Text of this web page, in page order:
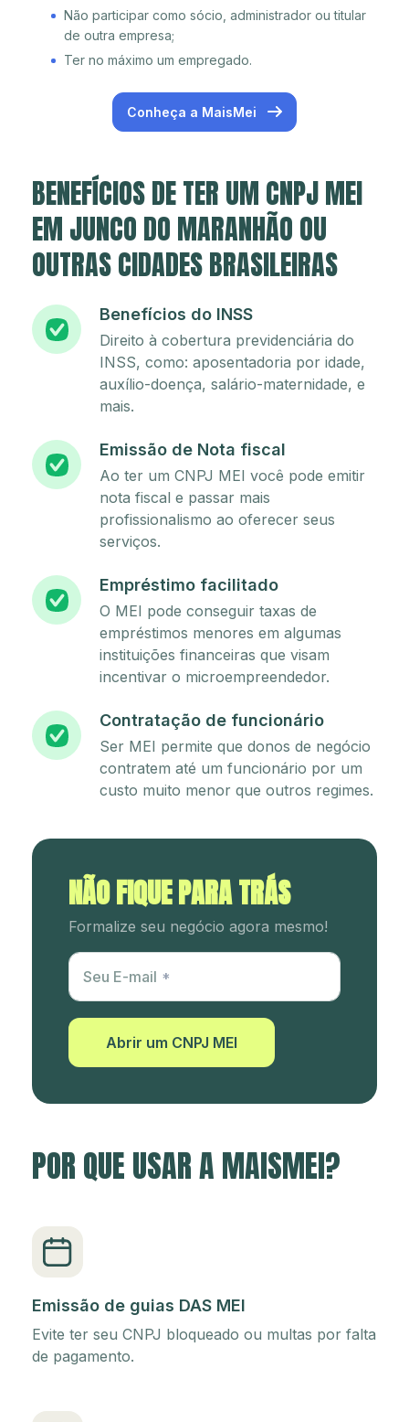
Não participar como sócio, administrador ou titular
de outra empresa;
Ter no máximo um empregado.
Conheça a MaisMei
BENEFÍCIOS DE TER UM CNPJ MEI
EM JUNCO DO MARANHÃO OU
OUTRAS CIDADES BRASILEIRAS
Benefícios do INSS
Direito à cobertura previdenciária do
INSS, como: aposentadoria por idade,
auxílio-doença, salário-maternidade, e
mais.
Emissão de Nota fiscal
Ao ter um CNPJ MEI você pode emitir
nota fiscal e passar mais
profissionalismo ao oferecer seus
serviços.
Empréstimo facilitado
O MEI pode conseguir taxas de
empréstimos menores em algumas
instituições financeiras que visam
incentivar o microempreendedor.
Contratação de funcionário
Ser MEI permite que donos de negócio
contratem até um funcionário por um
custo muito menor que outros regimes.
NÃO FIQUE PARA TRÁS
Formalize seu negócio agora mesmo!
Utm Content
Seu E-mail
Abrir um CNPJ MEI
POR QUE USAR A MAISMEI?
Emissão de guias DAS MEI
Evite ter seu CNPJ bloqueado ou multas por falta
de pagamento.